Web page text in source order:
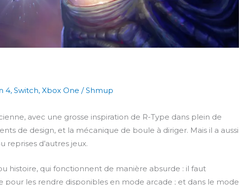
4, Switch, Xbox One /Shmup
avec une grosse inspiration de R-Type dans plein de
de design, et la mécanique de boule à diriger. Mais il a aussi
reprises d’autres jeux.
histoire, qui fonctionnent de manière absurde : il faut
pour les rendre disponibles en mode arcade ; et dans le mode